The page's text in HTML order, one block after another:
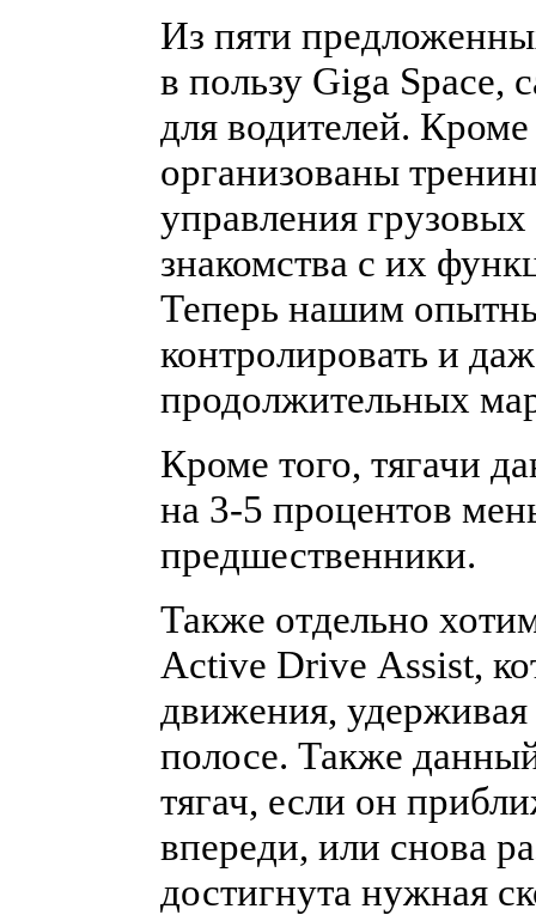
Из пяти
в пользу Giga Space,
для водителей.
организованы
управления
знакомства с их
Теперь нашим
контролировать и
продолжительных
Кроме того, тягачи
на 3-5 процентов
предшественники.
Также отдельно
Active Drive Assist,
движения, удерживая
полосе. Также
тягач, если он
впереди, или снова
достигнута нужная